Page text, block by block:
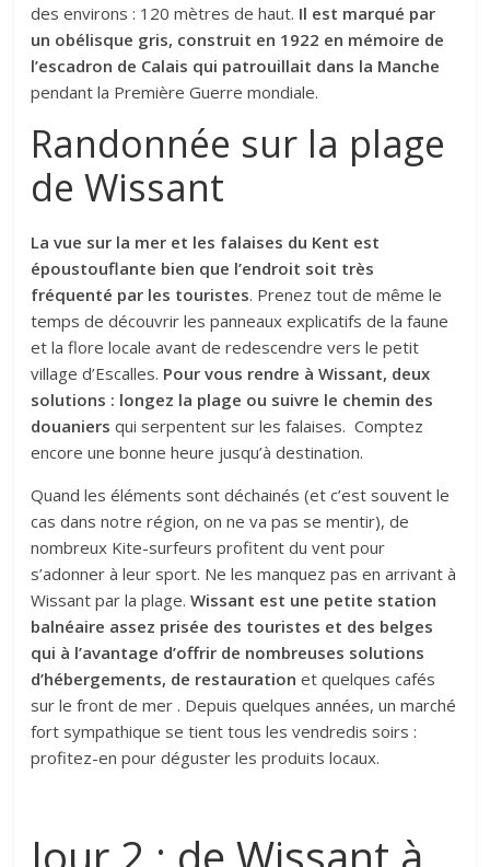
des environs : 120 mètres de haut. Il est marqué par
un obélisque gris, construit en 1922 en mémoire de
l’escadron de Calais qui patrouillait dans la Manche
pendant la Première Guerre mondiale.
Randonnée sur la plage
de Wissant
La vue sur la mer et les falaises du Kent est
époustouflante bien que l’endroit soit très
fréquenté par les touristes. Prenez tout de même le
temps de découvrir les panneaux explicatifs de la faune
et la flore locale avant de redescendre vers le petit
village d’Escalles. Pour vous rendre à Wissant, deux
solutions : longez la plage ou suivre le chemin des
douaniers qui serpentent sur les falaises. Comptez
encore une bonne heure jusqu’à destination.
Quand les éléments sont déchainés (et c’est souvent le
cas dans notre région, on ne va pas se mentir), de
nombreux Kite-surfeurs profitent du vent pour
s’adonner à leur sport. Ne les manquez pas en arrivant à
Wissant par la plage.Wissant est une petite station
balnéaire assez prisée des touristes et des belges
qui à l’avantage d’offrir de nombreuses solutions
d’hébergements, de restauration et quelques cafés
sur le front de mer . Depuis quelques années, un marché
fort sympathique se tient tous les vendredis soirs :
profitez-en pour déguster les produits locaux.